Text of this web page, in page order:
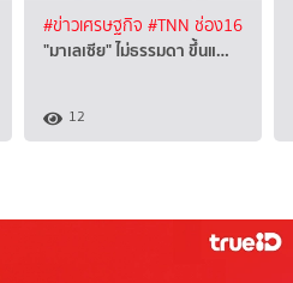
#ข่าวเศรษฐกิจ #TNN ช่อง16
"มาเลเซีย" ไม่ธรรมดา ขึ้นแ…
12